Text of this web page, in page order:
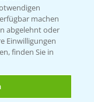
machen
abgelehnt oder
Einwilligungen
finden Sie in